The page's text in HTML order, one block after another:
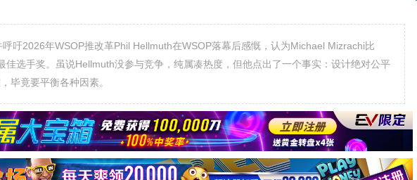
呼吁2026年WSOP推改革Phil Hellmuth在WSOP落幕后感慨，认为Michael Mizrachi比
佳选手奖。虽说Hellmuth没参与竞争，纯属凑热度，但他点出了一个事实：设计绝对公平
毕竟要平衡各种因素。